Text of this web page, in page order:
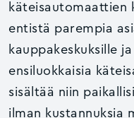
käteisautomaattien
entistä parempia
kauppakeskuksille
ensiluokkaisia
sisältää niin
ilman kustannuksia